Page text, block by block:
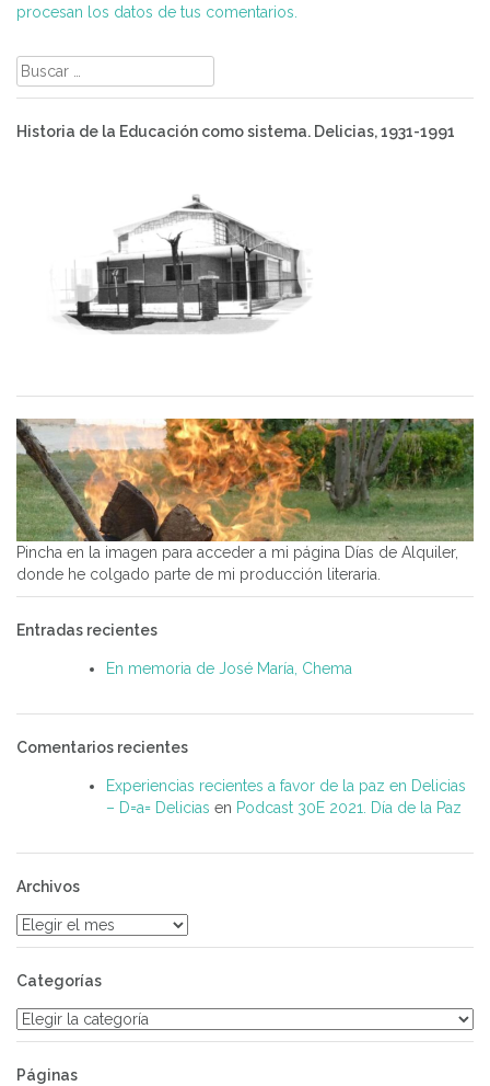
procesan los datos de tus comentarios.
Buscar:
Historia de la Educación como sistema. Delicias, 1931-1991
Pincha en la imagen para acceder a mi página Días de Alquiler,
donde he colgado parte de mi producción literaria.
Entradas recientes
En memoria de José María, Chema
Comentarios recientes
Experiencias recientes a favor de la paz en Delicias
– D=a= Delicias en Podcast 30E 2021. Día de la Paz
Archivos
Archivos
Categorías
Categorías
Páginas